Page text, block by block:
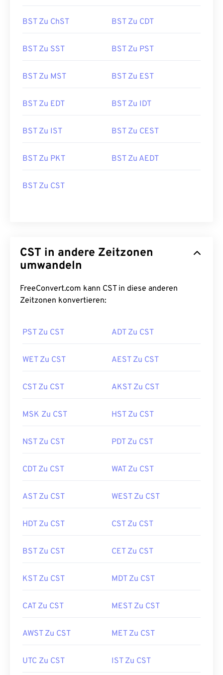
BST Zu ChST BST Zu CDT
BST Zu SST BST Zu PST
BST Zu MST BST Zu EST
BST Zu EDT BST Zu IDT
BST Zu IST BST Zu CEST
BST Zu PKT BST Zu AEDT
BST Zu CST
CST in andere Zeitzonen
umwandeln
FreeConvert.com kann CST in diese anderen
Zeitzonen konvertieren:
PST Zu CST ADT Zu CST
WET Zu CST AEST Zu CST
CST Zu CST AKST Zu CST
MSK Zu CST HST Zu CST
NST Zu CST PDT Zu CST
CDT Zu CST WAT Zu CST
AST Zu CST WEST Zu CST
HDT Zu CST CST Zu CST
BST Zu CST CET Zu CST
KST Zu CST MDT Zu CST
CAT Zu CST MEST Zu CST
AWST Zu CST MET Zu CST
UTC Zu CST IST Zu CST